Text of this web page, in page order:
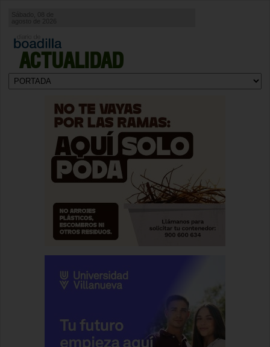
ACTUALIDAD
Sábado, 08 de
agosto de 2026